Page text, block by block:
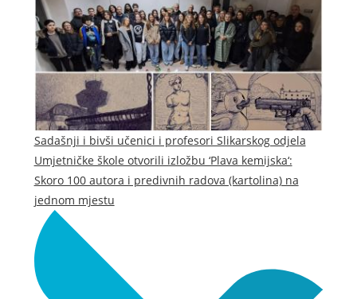
Sadašnji i bivši učenici i profesori Slikarskog odjela
Umjetničke škole otvorili izložbu ‘Plava kemijska‘:
Skoro 100 autora i predivnih radova (kartolina) na
jednom mjestu